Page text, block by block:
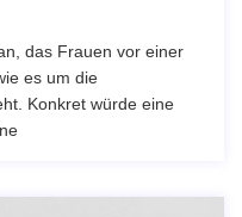
das Frauen vor einer
es um die
Konkret würde eine